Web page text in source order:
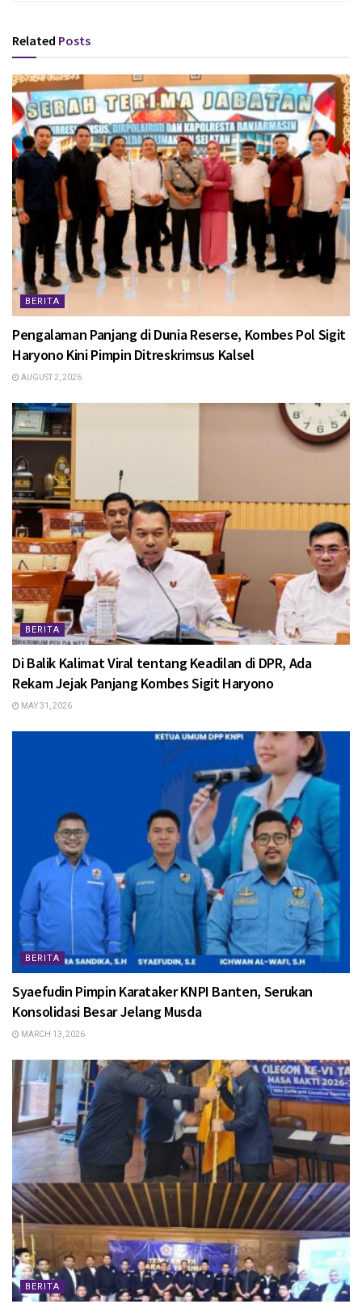
Related Posts
BERITA
Pengalaman Panjang di Dunia Reserse, Kombes Pol Sigit
Haryono Kini Pimpin Ditreskrimsus Kalsel
AUGUST 2, 2026
BERITA
Di Balik Kalimat Viral tentang Keadilan di DPR, Ada
Rekam Jejak Panjang Kombes Sigit Haryono
MAY 31, 2026
BERITA
Syaefudin Pimpin Karataker KNPI Banten, Serukan
Konsolidasi Besar Jelang Musda
MARCH 13, 2026
BERITA